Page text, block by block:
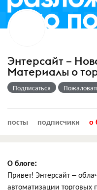
Энтерсайт –
Материалы о
Подписаться
посты подписчики о
О блоге:
Привет! Энтерсайт –
автоматизации торговых